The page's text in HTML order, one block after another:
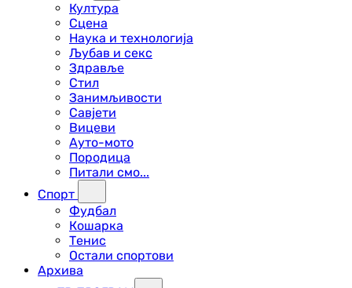
Култура
Сцена
Наука и технологија
Љубав и секс
Здравље
Стил
Занимљивости
Савјети
Вицеви
Ауто-мото
Породица
Питали смо...
Спорт
Фудбал
Кошарка
Тенис
Остали спортови
Архива